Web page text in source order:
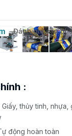
Đánh giá sản
:
Giấy, thủy tinh, nhựa,
động hoàn toàn